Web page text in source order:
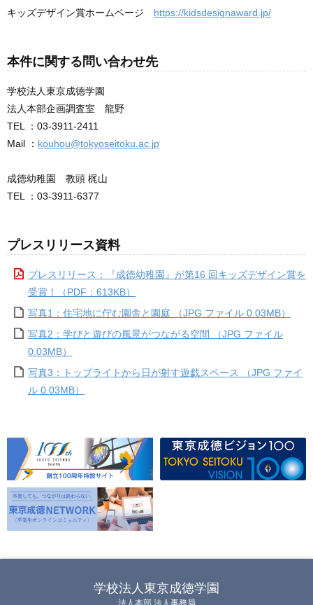
キッズデザイン賞ホームページ https://kidsdesignaward.jp/
本件に関する問い合わせ先
学校法人東京成徳学園
法人本部企画調査室 龍野
TEL ：03-3911-2411
Mail ： kouhou@tokyoseitoku.ac.jp
成徳幼稚園 教頭 梶山
TEL ：03-3911-6377
プレスリリース資料
プレスリリース：『成徳幼稚園』が第16 回キッズデザイン賞を
受賞！（PDF：613KB）
写真1：住宅地に佇む園舎と園庭 （JPG ファイル 0.03MB）
写真2：学びと遊びの風景がつながる空間 （JPG ファイル
0.03MB）
写真3：トップライトから日が射す遊戯スペース （JPG ファイ
ル 0.03MB）
学校法人東京成徳学園
法人本部 法人事務局